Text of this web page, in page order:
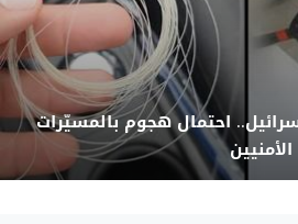
احتمال هجوم بالمسيّرات